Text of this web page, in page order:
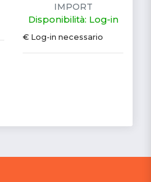
IMPORT
Disponibilità: Log-in
€ Log-in necessario